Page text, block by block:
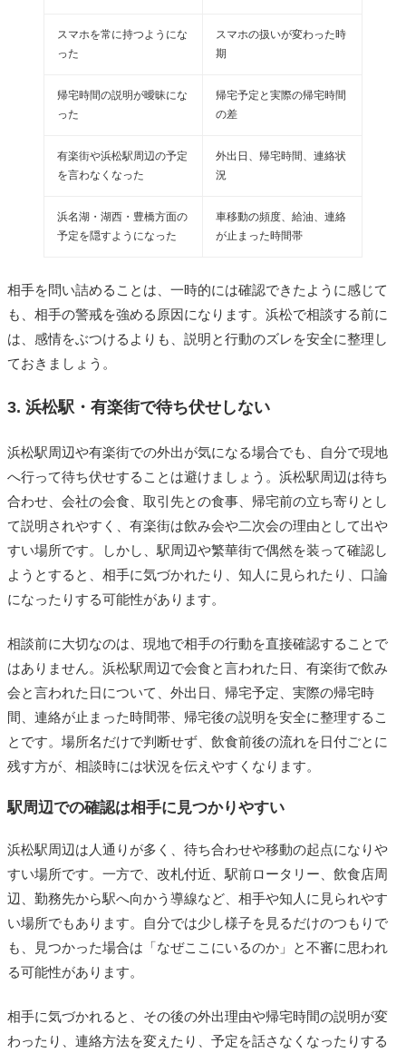
スマホを常に持つようにな
った
スマホの扱いが変わった時
期
帰宅時間の説明が曖昧にな
った
帰宅予定と実際の帰宅時間
の差
有楽街や浜松駅周辺の予定
を言わなくなった
外出日、帰宅時間、連絡状
況
浜名湖・湖西・豊橋方面の
予定を隠すようになった
車移動の頻度、給油、連絡
が止まった時間帯
相手を問い詰めることは、一時的には確認できたように感じて
も、相手の警戒を強める原因になります。浜松で相談する前に
は、感情をぶつけるよりも、説明と行動のズレを安全に整理し
ておきましょう。
3. 浜松駅・有楽街で待ち伏せしない
浜松駅周辺や有楽街での外出が気になる場合でも、自分で現地
へ行って待ち伏せすることは避けましょう。浜松駅周辺は待ち
合わせ、会社の会食、取引先との食事、帰宅前の立ち寄りとし
て説明されやすく、有楽街は飲み会や二次会の理由として出や
すい場所です。しかし、駅周辺や繁華街で偶然を装って確認し
ようとすると、相手に気づかれたり、知人に見られたり、口論
になったりする可能性があります。
相談前に大切なのは、現地で相手の行動を直接確認することで
はありません。浜松駅周辺で会食と言われた日、有楽街で飲み
会と言われた日について、外出日、帰宅予定、実際の帰宅時
間、連絡が止まった時間帯、帰宅後の説明を安全に整理するこ
とです。場所名だけで判断せず、飲食前後の流れを日付ごとに
残す方が、相談時には状況を伝えやすくなります。
駅周辺での確認は相手に見つかりやすい
浜松駅周辺は人通りが多く、待ち合わせや移動の起点になりや
すい場所です。一方で、改札付近、駅前ロータリー、飲食店周
辺、勤務先から駅へ向かう導線など、相手や知人に見られやす
い場所でもあります。自分では少し様子を見るだけのつもりで
も、見つかった場合は「なぜここにいるのか」と不審に思われ
る可能性があります。
相手に気づかれると、その後の外出理由や帰宅時間の説明が変
わったり、連絡方法を変えたり、予定を話さなくなったりする